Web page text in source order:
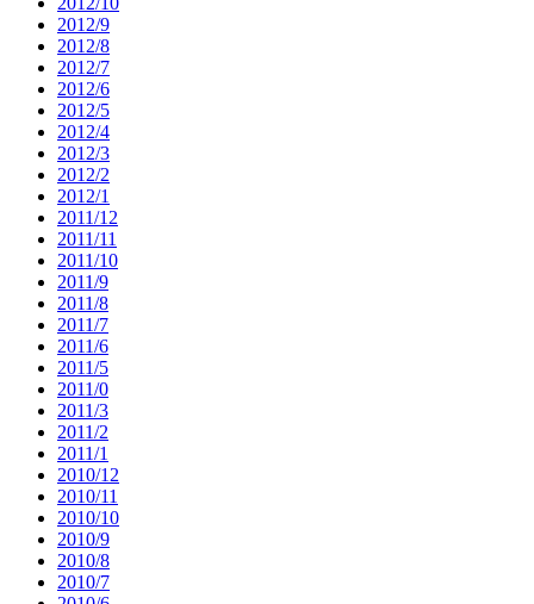
2012/9
2012/8
2012/7
2012/6
2012/5
2012/4
2012/3
2012/2
2012/1
2011/12
2011/11
2011/10
2011/9
2011/8
2011/7
2011/6
2011/5
2011/0
2011/3
2011/2
2011/1
2010/12
2010/11
2010/10
2010/9
2010/8
2010/7